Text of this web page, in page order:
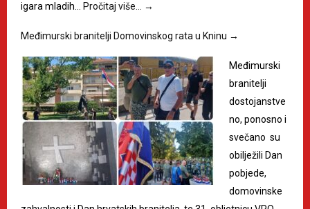
igara mladih…
Pročitaj više… →
Međimurski branitelji Domovinskog rata u Kninu →
Međimurski
branitelji
dostojanstve
no, ponosno i
svečano su
obilježili Dan
pobjede,
domovinske